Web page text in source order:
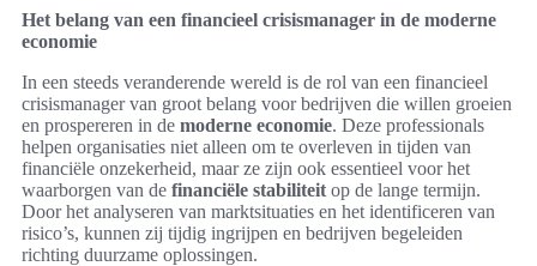
Het belang van een financieel crisismanager in de moderne
economie
In een steeds veranderende wereld is de rol van een financieel
crisismanager van groot belang voor bedrijven die willen groeien
en prospereren in de moderne economie. Deze professionals
helpen organisaties niet alleen om te overleven in tijden van
financiële onzekerheid, maar ze zijn ook essentieel voor het
waarborgen van de financiële stabiliteit op de lange termijn.
Door het analyseren van marktsituaties en het identificeren van
risico’s, kunnen zij tijdig ingrijpen en bedrijven begeleiden
richting duurzame oplossingen.